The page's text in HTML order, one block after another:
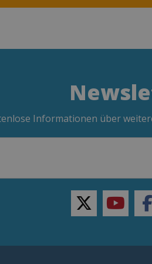
Informationen über
twitteryoutube